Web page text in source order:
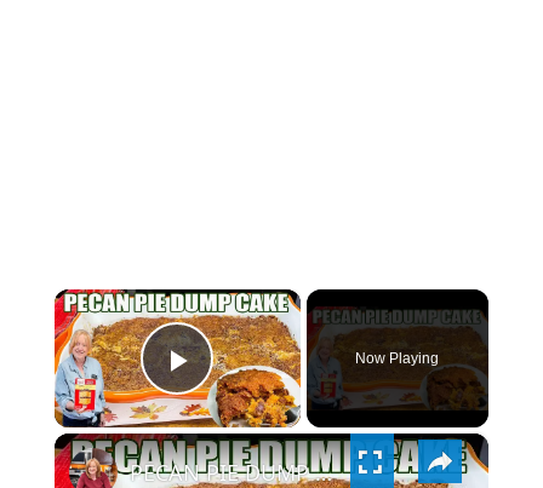
×
PLAY
VIDEO
Now Playing
×
PECAN PIE DUMP CAKE A 7 Ingredient Fall Cake Recipe